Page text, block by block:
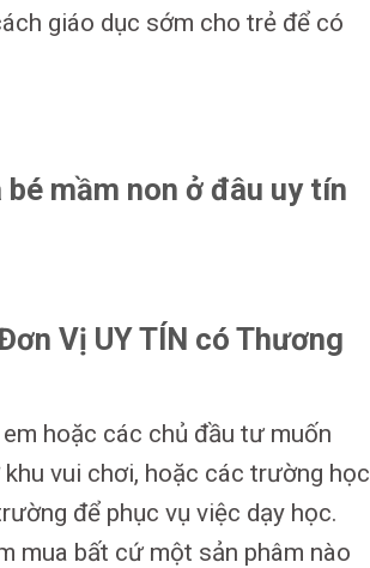
giáo dục sớm cho trẻ để có
mầm non ở đâu uy tín
Vị UY TÍN có Thương
hoặc các chủ đầu tư muốn
vui chơi, hoặc các trường học
để phục vụ việc dạy học.
mua bất cứ một sản phâm nào